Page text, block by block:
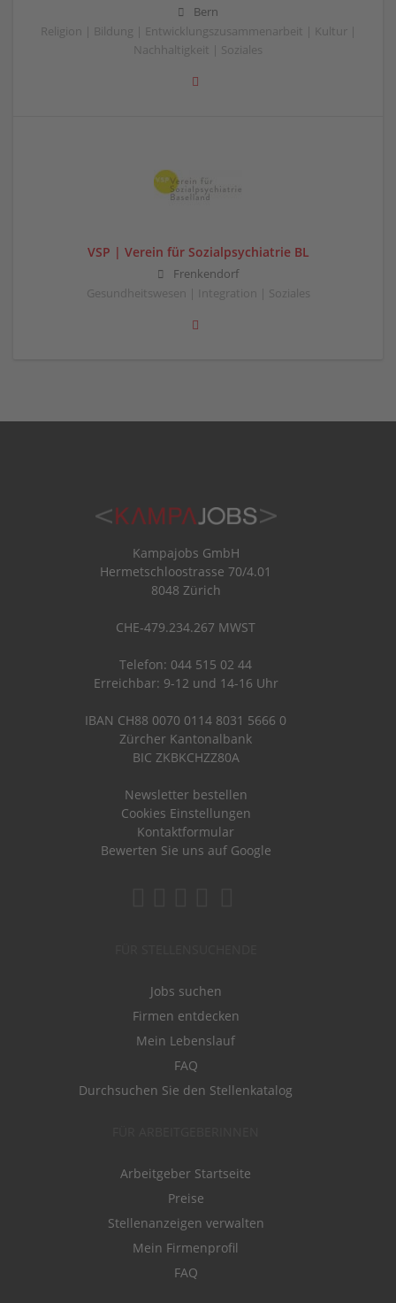
Bern
Religion | Bildung | Entwicklungszusammenarbeit | Kultur |
Nachhaltigkeit | Soziales
VSP | Verein für Sozialpsychiatrie BL
Frenkendorf
Gesundheitswesen | Integration | Soziales
Kampajobs GmbH
Hermetschloostrasse 70/4.01
8048 Zürich
CHE-479.234.267 MWST
Telefon: 044 515 02 44
Erreichbar: 9-12 und 14-16 Uhr
IBAN CH88 0070 0114 8031 5666 0
Zürcher Kantonalbank
BIC ZKBKCHZZ80A
Newsletter bestellen
Cookies Einstellungen
Kontaktformular
Bewerten Sie uns auf Google
Jobs suchen
Firmen entdecken
Mein Lebenslauf
FAQ
Durchsuchen Sie den Stellenkatalog
Arbeitgeber Startseite
Preise
Stellenanzeigen verwalten
Mein Firmenprofil
FAQ